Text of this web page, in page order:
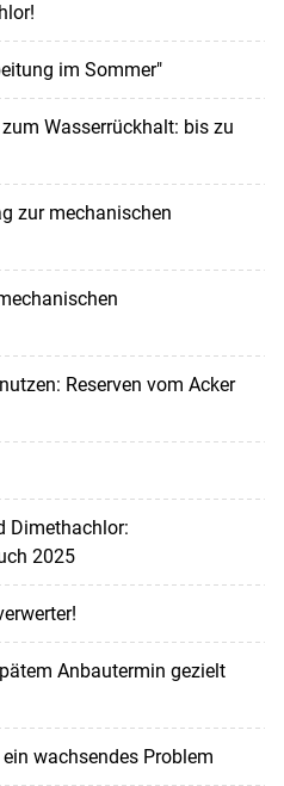
im Sommer"
Wasserrückhalt: bis zu
zur mechanischen
Reserven vom Acker
Dimethachlor:
2025
Anbautermin gezielt
wachsendes Problem